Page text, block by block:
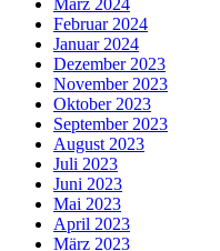
März 2024
Februar 2024
Januar 2024
Dezember 2023
November 2023
Oktober 2023
September 2023
August 2023
Juli 2023
Juni 2023
Mai 2023
April 2023
März 2023